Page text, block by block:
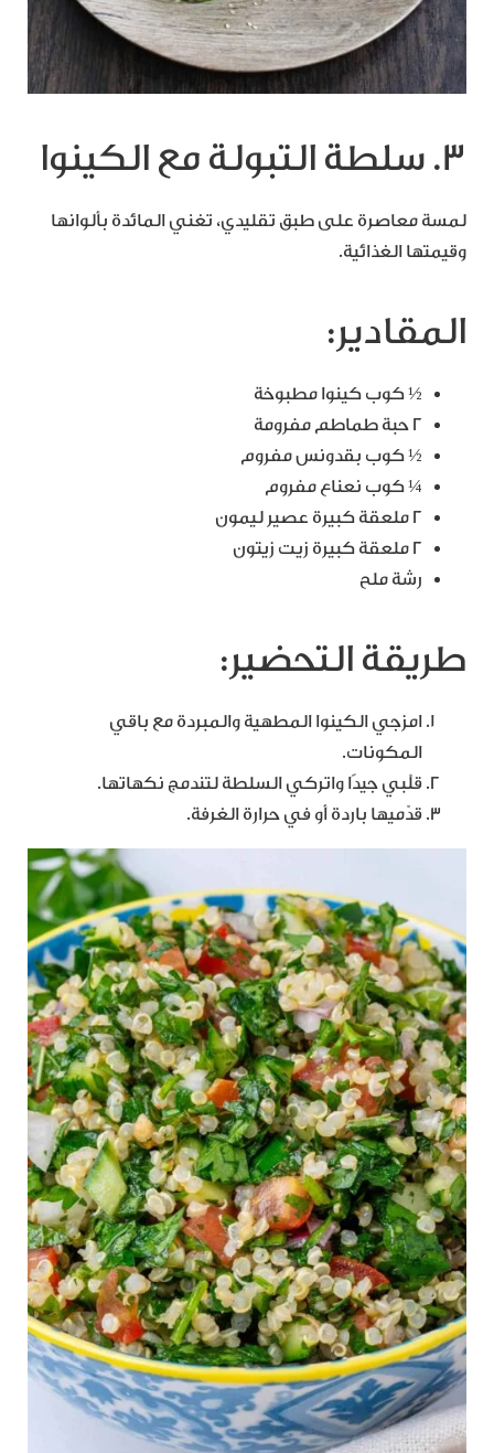
3. سلطة التبولة مع الكينوا
لمسة معاصرة على طبق تقليدي، تغني المائدة بألوانها
وقيمتها الغذائية.
المقادير:
½ كوب كينوا مطبوخة
2 حبة طماطم مفرومة
½ كوب بقدونس مفروم
¼ كوب نعناع مفروم
2 ملعقة كبيرة عصير ليمون
2 ملعقة كبيرة زيت زيتون
رشة ملح
طريقة التحضير:
امزجي الكينوا المطهية والمبردة مع باقي
المكونات.
قلّبي جيدًا واتركي السلطة لتندمج نكهاتها.
قدّميها باردة أو في حرارة الغرفة.